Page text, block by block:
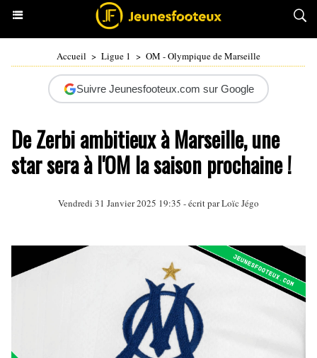
Accueil > Ligue 1 > OM - Olympique de Marseille
Suivre Jeunesfooteux.com sur Google
De Zerbi ambitieux à Marseille, une
star sera à l'OM la saison prochaine !
Vendredi 31 Janvier 2025 19:35 - écrit parLoïc Jégo